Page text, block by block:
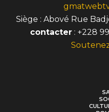
Siège : Abové Rue
contacter : +228